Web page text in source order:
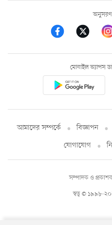
মোবাইল অ্যাপস
আমাদের সম্পর্কে বিজ্ঞাপন
যোগাযোগ
স্বত্ব © ১৯৯৮-
সম্পাদক ও